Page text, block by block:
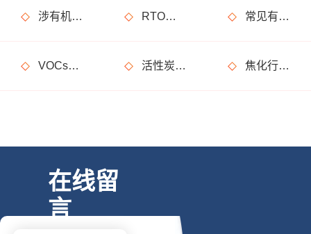
涉有机废气产生车间、调漆间危险化学品使用管理要求 RTO废气处理装置典型问题隐患排查指南请收好！ 常见有机废气处理技术
VOCs废气治理设备督察检查要点 活性炭吸附废气处理系统设备部件简介 焦化行业有机废气特点
在线留
言